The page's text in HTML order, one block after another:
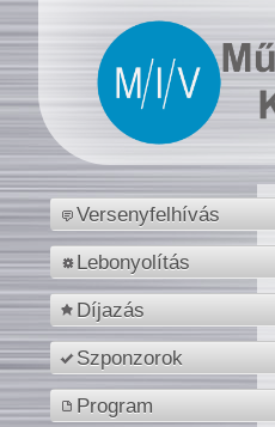
Versenyfelhívás
Lebonyolítás
Díjazás
Szponzorok
Program